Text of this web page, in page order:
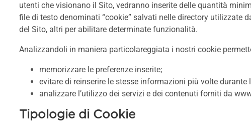
utenti che visionano il Sito, vedranno inserite delle quantità
file di testo denominati “cookie” salvati nelle directory utilizzate
del Sito, altri per abilitare determinate funzionalità.
Analizzandoli in maniera particolareggiata i nostri cookie
memorizzare le preferenze inserite;
evitare di reinserire le stesse informazioni più volte
analizzare l’utilizzo dei servizi e dei contenuti forniti da
Tipologie di Cookie